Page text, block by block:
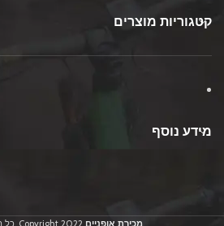
קטגוריות מוצרים
מידע נוסף
מכירת אופניים 2022 Copyright .כל הזכויות שמורות.